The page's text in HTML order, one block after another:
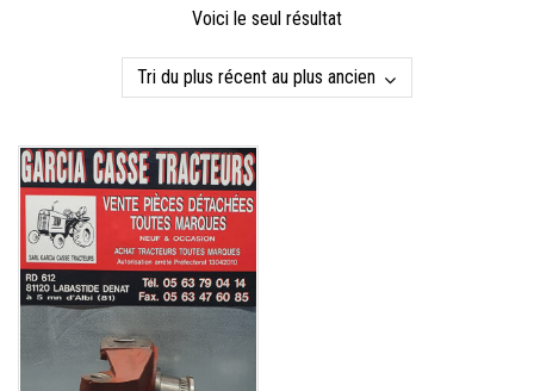
Voici le seul résultat